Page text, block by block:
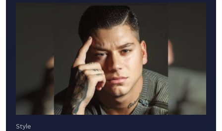
Style